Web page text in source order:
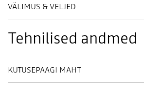
VÄLIMUS & VELJED
Tehnilised andmed
KÜTUSEPAAGI MAHT